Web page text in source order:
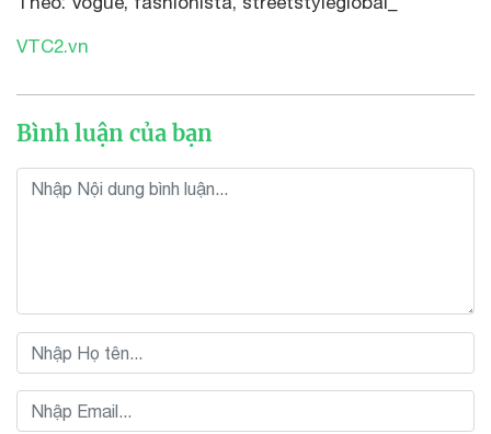
VTC2.vn
Bình luận của bạn